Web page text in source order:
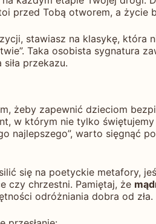
przed Tobą otworem, a życie
stawiasz na klasykę,
Taka osobista sygnatura
przekazu.
żeby zapewnić dzieciom
w którym nie tylko
najlepszego”, warto sięgnąć po
się na poetyckie metafory,
czy chrzestni. Pamiętaj, że
odróżniania dobra od zła.